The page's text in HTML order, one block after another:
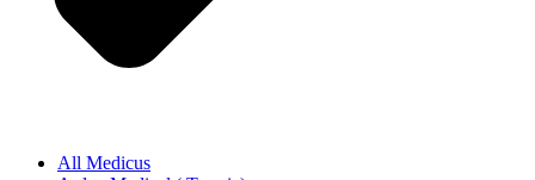
All Medicus